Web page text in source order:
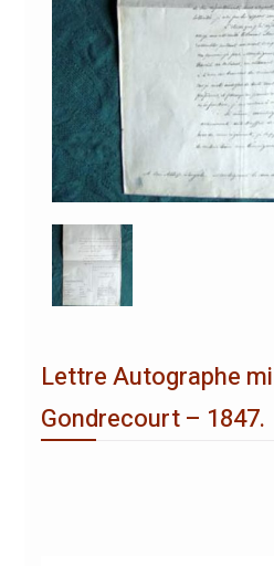
Lettre Autographe
Gondrecourt – 1847.